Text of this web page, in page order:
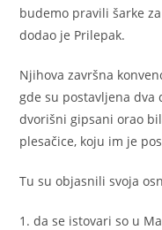
budemo pravili šarke
dodao je Prilepak.
Njihova završna
gde su postavljena dva
dvorišni gipsani orao
plesačice, koju im je
Tu su objasnili svoja
1. da se istovari so u